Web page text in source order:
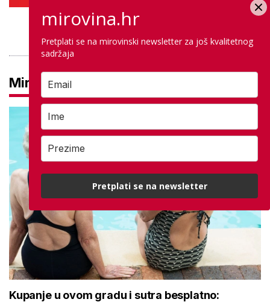
PROVJERITE PONUDU
Mirovine
Kupanje u ovom gradu i sutra besplatno:
mirovina.hr
Pretplati se na mirovinski newsletter za još kvalitetnog
sadržaja
Pretplati se na newsletter